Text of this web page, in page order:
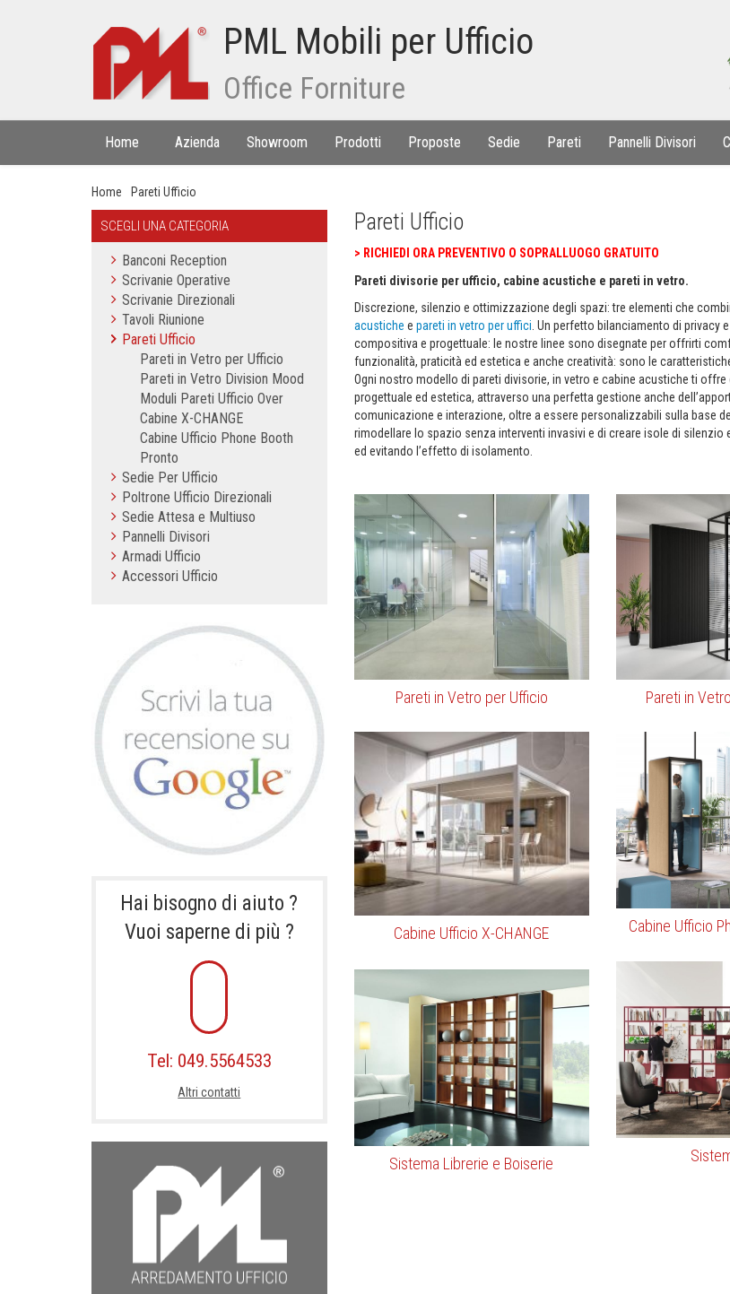
PML Mobili per Ufficio
Office Forniture
Home Azienda Showroom Prodotti Proposte Sedie Pareti Pannelli Divisori
Home Pareti Ufficio
Pareti Ufficio
> RICHIEDI ORA PREVENTIVO O SOPRALLUOGO GRATUITO
Pareti divisorie per ufficio, cabine acustiche e pareti in vetro.
Discrezione, silenzio e ottimizzazione degli spazi: tre elementi che
acustiche e pareti in vetro per uffici . Un perfetto bilanciamento di
compositiva e progettuale: le nostre linee sono disegnate per offrirti
funzionalità, praticità ed estetica e anche creatività: sono le
Ogni nostro modello di pareti divisorie, in vetro e cabine acustiche ti
progettuale ed estetica, attraverso una perfetta gestione anche
comunicazione e interazione, oltre a essere personalizzabili sulla base
rimodellare lo spazio senza interventi invasivi e di creare isole di
ed evitando l’effetto di isolamento.
Pareti in Vetro per Ufficio Pareti in
Cabine Ufficio X-CHANGE Cabine Ufficio
Sistema Librerie e Boiserie
SCEGLI UNA CATEGORIA
Banconi Reception
Scrivanie Operative
Scrivanie Direzionali
Tavoli Riunione
Pareti Ufficio
Pareti in Vetro per Ufficio
Pareti in Vetro Division Mood
Moduli Pareti Ufficio Over
Cabine X-CHANGE
Cabine Ufficio Phone Booth
Pronto
Sedie Per Ufficio
Poltrone Ufficio Direzionali
Sedie Attesa e Multiuso
Pannelli Divisori
Armadi Ufficio
Accessori Ufficio
Hai bisogno di aiuto ?
Vuoi saperne di più ?
Tel: 049.5564533
Altri contatti